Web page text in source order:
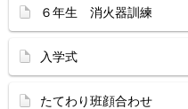
６年生 消火器訓練
入学式
たてわり班顔合わせ